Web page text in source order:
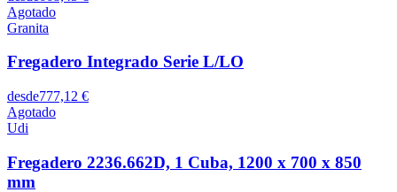
Agotado
Granita
Fregadero Integrado Serie L/LO
desde777,12 €
Agotado
Udi
Fregadero 2236.662D, 1 Cuba, 1200 x 700 x 850
mm